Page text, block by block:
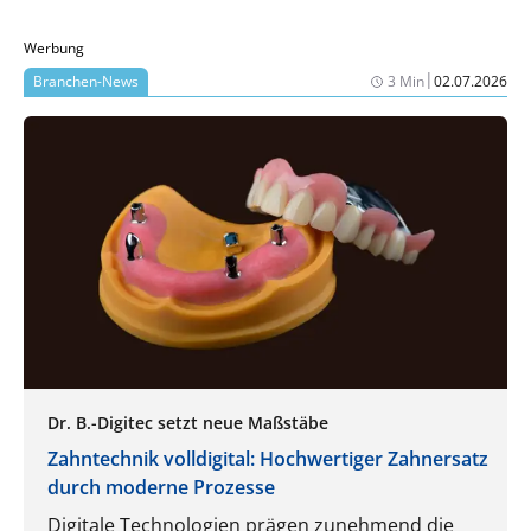
Werbung
Branchen-News
3 Min|02.07.2026
Dr. B.-Digitec setzt neue Maßstäbe
Zahntechnik volldigital: Hochwertiger Zahnersatz
durch moderne Prozesse
Digitale Technologien prägen zunehmend die